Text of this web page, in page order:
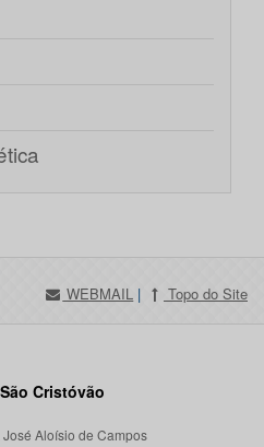
WEBMAIL | Topo do Site
Cristóvão
Aloísio de Campos